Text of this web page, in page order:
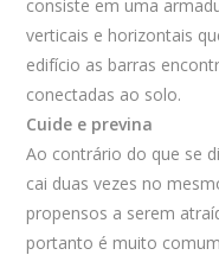
consiste em uma
verticais e horizontais
edifício as barras
conectadas ao solo.
Cuide e previna
Ao contrário do que se
cai duas vezes no
propensos a serem
portanto é muito